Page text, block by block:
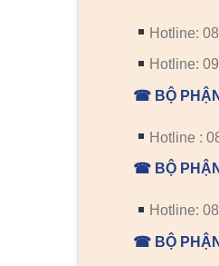
Hotline:
Hotline:
☎ BỘ
Hotline :
☎ BỘ
Hotline:
☎ BỘ
KỆ BẾP TỦ BẾP KP 20